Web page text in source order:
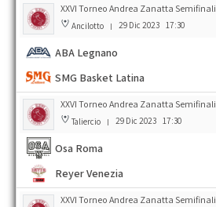
XXVI Torneo Andrea Zanatta Semifinali
Ancilotto | 29 Dic 2023 17:30
ABA Legnano
SMG Basket Latina
XXVI Torneo Andrea Zanatta Semifinali
Taliercio | 29 Dic 2023 17:30
Osa Roma
Reyer Venezia
XXVI Torneo Andrea Zanatta Semifinali